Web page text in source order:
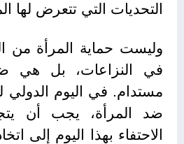
التحديات التي تتعرض لها
وليست حماية المرأة من
في النزاعات، بل هي
مستدام. في اليوم الدولي
ضد المرأة، يجب أن
الاحتفاء بهذا اليوم إلى